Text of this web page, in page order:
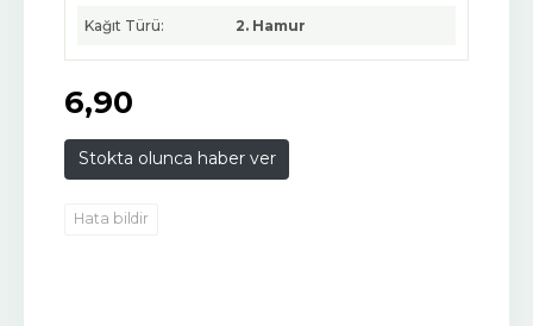
Kağıt Türü: 2. Hamur
6,90
Stokta olunca haber ver
Hata bildir